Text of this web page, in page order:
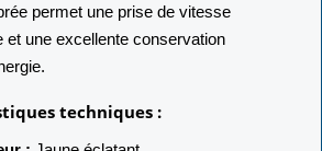
permet une prise de vitesse
et une excellente conservation
techniques :